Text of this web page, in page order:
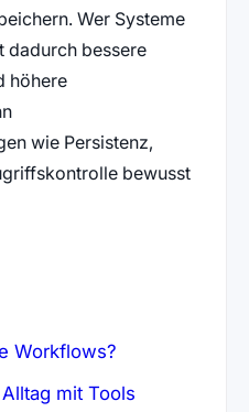
Wer Systeme
dadurch bessere
höhere
wie Persistenz,
bewusst
Workflows?
mit Tools